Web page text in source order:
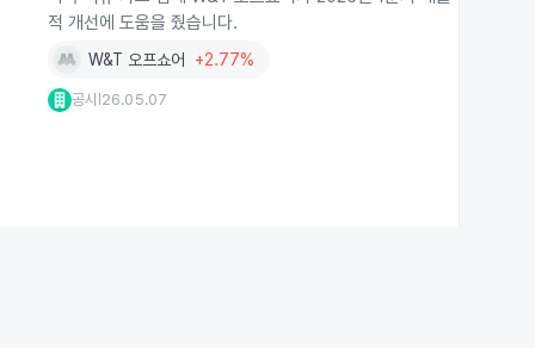
적 개선에 도움을 줬습니다.
W&T 오프쇼어 +2.77%
공시 26.05.07